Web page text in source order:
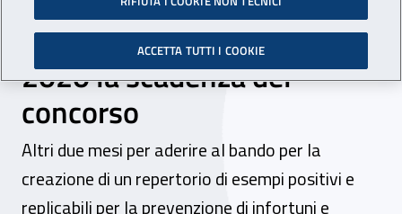
prorogata al 22 gennaio
2020 la scadenza del
concorso
Altri due mesi per aderire al bando per la
creazione di un repertorio di esempi positivi e
replicabili per la prevenzione di infortuni e
ACCETTA TUTTI I COOKIE